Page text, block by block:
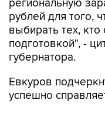
региональную
рублей для того,
выбирать тех,
подготовкой", -
губернатора.
Евкуров
успешно